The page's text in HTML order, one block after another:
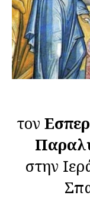
τον
στην